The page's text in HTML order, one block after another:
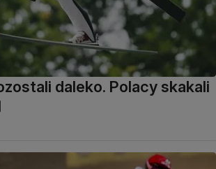
daleko. Polacy skakali